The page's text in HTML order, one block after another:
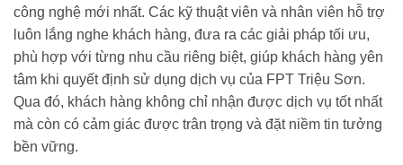
công nghệ mới nhất. Các kỹ thuật viên và nhân viên hỗ trợ
luôn lắng nghe khách hàng, đưa ra các giải pháp tối ưu,
phù hợp với từng nhu cầu riêng biệt, giúp khách hàng yên
tâm khi quyết định sử dụng dịch vụ của FPT Triệu Sơn.
Qua đó, khách hàng không chỉ nhận được dịch vụ tốt nhất
mà còn có cảm giác được trân trọng và đặt niềm tin tưởng
bền vững.